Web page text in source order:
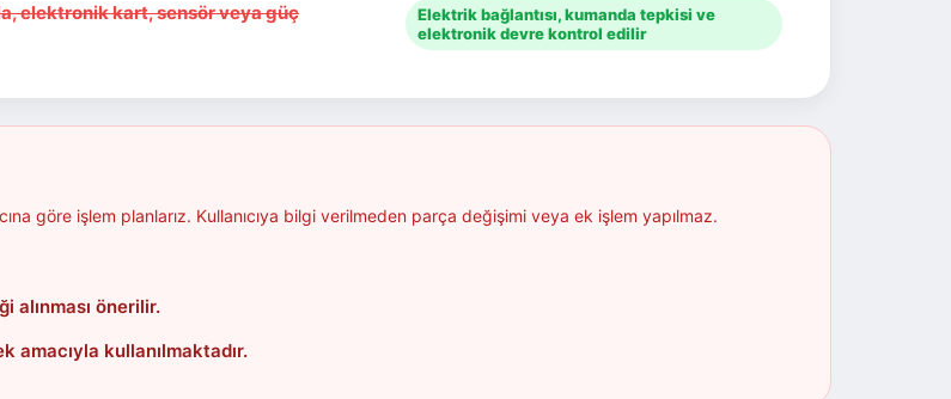
elektronik kart, sensör veya güç
Elektrik bağlantısı, kumanda tepkisi ve
elektronik devre kontrol edilir
göre işlem planlarız. Kullanıcıya bilgi verilmeden parça değişimi veya ek işlem yapılmaz.
alınması önerilir.
amacıyla kullanılmaktadır.